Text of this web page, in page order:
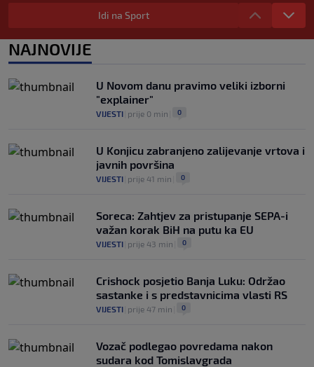
Talentovani ofanzivac za 135 miliona
eura stigao na Santiago Bernabeu
0
ovogodišnjeg Mundijala obilježavati kao
nacionalni praznik
NOGOMET
Idi na Sport
NAJNOVIJE
U Novom danu pravimo veliki izborni
"explainer"
VIJESTI prije 0 min 0
U Konjicu zabranjeno zalijevanje vrtova i
javnih površina
VIJESTI prije 41 min 0
Soreca: Zahtjev za pristupanje SEPA-i
važan korak BiH na putu ka EU
VIJESTI prije 43 min 0
Crishock posjetio Banja Luku: Održao
sastanke i s predstavnicima vlasti RS
VIJESTI prije 47 min 0
Vozač podlegao povredama nakon
sudara kod Tomislavgrada